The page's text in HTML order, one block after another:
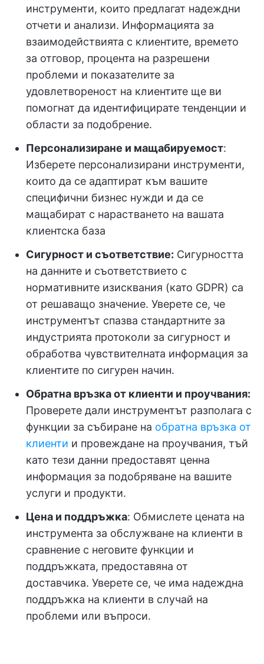
инструменти, които предлагат надеждни
отчети и анализи. Информацията за
взаимодействията с клиентите, времето
за отговор, процента на разрешени
проблеми и показателите за
удовлетвореност на клиентите ще ви
помогнат да идентифицирате тенденции и
области за подобрение.
Персонализиране и мащабируемост:
Изберете персонализирани инструменти,
които да се адаптират към вашите
специфични бизнес нужди и да се
мащабират с нарастването на вашата
клиентска база
Сигурност и съответствие: Сигурността
на данните и съответствието с
нормативните изисквания (като GDPR) са
от решаващо значение. Уверете се, че
инструментът спазва стандартните за
индустрията протоколи за сигурност и
обработва чувствителната информация за
клиентите по сигурен начин.
Обратна връзка от клиенти и проучвания:
Проверете дали инструментът разполага с
функции за събиране на обратна връзка от
клиенти и провеждане на проучвания, тъй
като тези данни предоставят ценна
информация за подобряване на вашите
услуги и продукти.
Цена и поддръжка: Обмислете цената на
инструмента за обслужване на клиенти в
сравнение с неговите функции и
поддръжката, предоставяна от
доставчика. Уверете се, че има надеждна
поддръжка на клиенти в случай на
проблеми или въпроси.